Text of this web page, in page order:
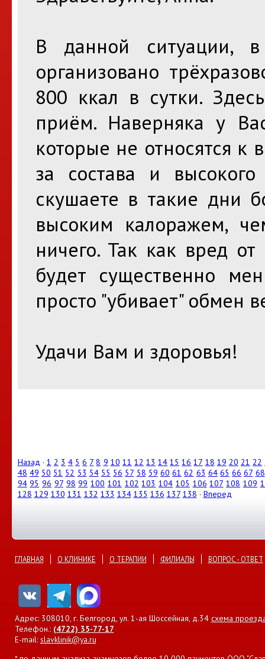
В данной ситуации,
организовано
800 ккал в сутки.
приём. Наверняка у
которые не относятся
за состава и
скушаете в такие дни
высоким калоражем,
ничего. Так как вред от
будет существенно
просто "убивает" обмен
Удачи Вам и здоровья!
Назад · 1 2 3 4 5 6 7 8 9 10 11 12 13 14 15 16 17 18 19 20 21 22
48 49 50 51 52 53 54 55 56 57 58 59 60 61 62 63 64 65 66 67 68
94 95 96 97 98 99 100 101 102 103 104 105 106 107 108 109
128 129 130 131 132 133 134 135 136 137 138 · Вперед
ГЛАВНАЯ О КЛИНИКЕ О ТЕРАПИИ ФИЛИАЛЫ ВОПРОС - ОТВЕТ
Адрес: 308010, г. Белгород, ул. 1-ая Шоссейная, д.34 схема
Телефон.: (4722) 35-77-17
E-mail: slavklinik@ya.ru